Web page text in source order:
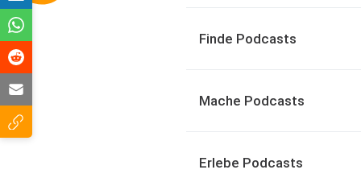
Finde Podcasts
Mache Podcasts
Erlebe Podcasts